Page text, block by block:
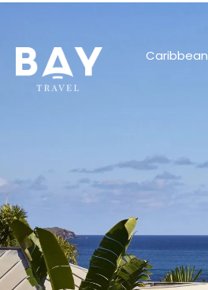
Caribbean